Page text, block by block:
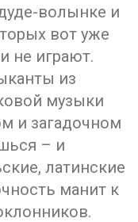
волынке и
вот уже
не играют.
из
музыки
и загадочном
– и
латинские
манит к